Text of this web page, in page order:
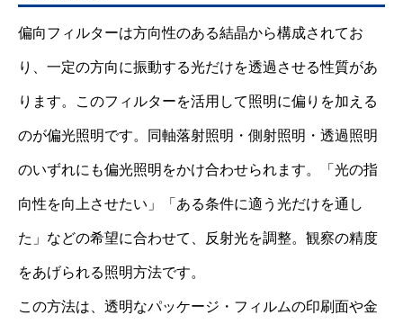
偏向フィルターは方向性のある結晶から構成されてお
り、一定の方向に振動する光だけを透過させる性質があ
ります。このフィルターを活用して照明に偏りを加える
のが偏光照明です。同軸落射照明・側射照明・透過照明
のいずれにも偏光照明をかけ合わせられます。「光の指
向性を向上させたい」「ある条件に適う光だけを通し
た」などの希望に合わせて、反射光を調整。観察の精度
をあげられる照明方法です。
この方法は、透明なパッケージ・フィルムの印刷面や金